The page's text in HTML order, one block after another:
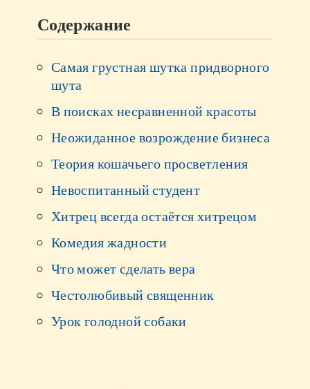
Содержание
Самая грустная шутка придворного
шута
В поисках несравненной красоты
Неожиданное возрождение бизнеса
Теория кошачьего просветления
Невоспитанный студент
Хитрец всегда остаётся хитрецом
Комедия жадности
Что может сделать вера
Честолюбивый священник
Урок голодной собаки